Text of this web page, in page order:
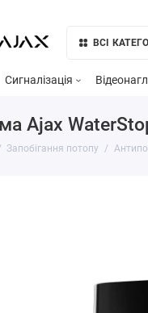
ВСІ
Сигналізація
Ajax
Запобігання потопу